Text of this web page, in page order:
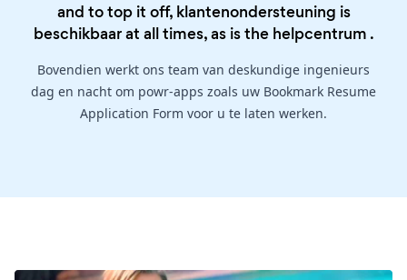
and to top it off, klantenondersteuning is
beschikbaar at all times, as is the helpcentrum .
Bovendien werkt ons team van deskundige ingenieurs
dag en nacht om powr-apps zoals uw Bookmark Resume
Application Form voor u te laten werken.